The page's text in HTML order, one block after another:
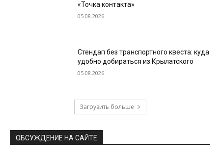
«Точка контакта»
05.08.2026
Стендап без транспортного квеста: куда
удобно добираться из Крылатского
05.08.2026
Загрузить больше
ОБСУЖДЕНИЕ НА САЙТЕ